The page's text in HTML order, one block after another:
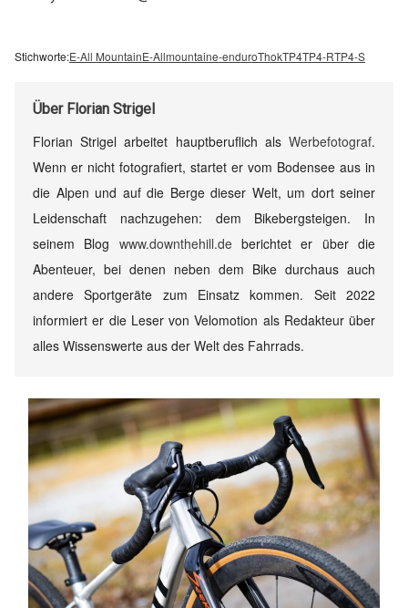
Stichworte:E-All MountainE-Allmountaine-enduroThokTP4TP4-RTP4-S
Über Florian Strigel
Florian Strigel arbeitet hauptberuflich als Werbefotograf.
Wenn er nicht fotografiert, startet er vom Bodensee aus in
die Alpen und auf die Berge dieser Welt, um dort seiner
Leidenschaft nachzugehen: dem Bikebergsteigen. In
seinem Blog www.downthehill.deberichtet er über die
Abenteuer, bei denen neben dem Bike durchaus auch
andere Sportgeräte zum Einsatz kommen. Seit 2022
informiert er die Leser von Velomotion als Redakteur über
alles Wissenswerte aus der Welt des Fahrrads.